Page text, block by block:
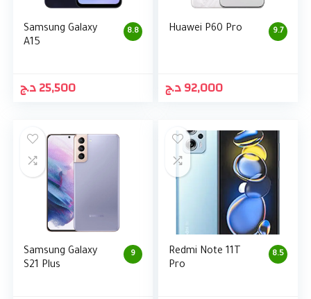
8.8
Samsung Galaxy
A15
25,500د.ج
9.7
Huawei P60 Pro
92,000د.ج
9
Samsung Galaxy
S21 Plus
8.5
Redmi Note 11T
Pro